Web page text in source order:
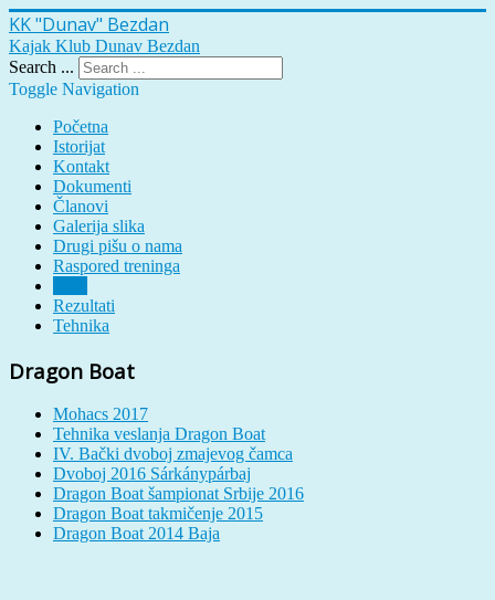
KK "Dunav" Bezdan
Kajak Klub Dunav Bezdan
Search ...
Toggle Navigation
Početna
Istorijat
Kontakt
Dokumenti
Članovi
Galerija slika
Drugi pišu o nama
Raspored treninga
Rezultati
Tehnika
Dragon Boat
Mohacs 2017
Tehnika veslanja Dragon Boat
IV. Bački dvoboj zmajevog čamca
Dvoboj 2016 Sárkánypárbaj
Dragon Boat šampionat Srbije 2016
Dragon Boat takmičenje 2015
Dragon Boat 2014 Baja